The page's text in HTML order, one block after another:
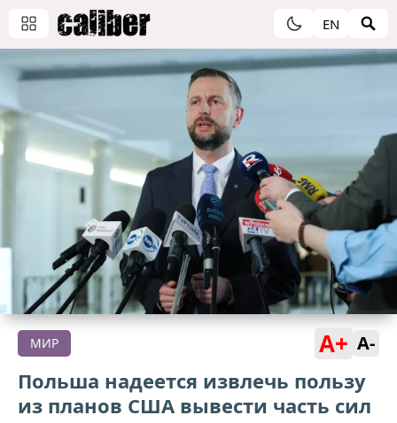
EN
МИР A+ A-
Польша надеется извлечь пользу
из планов США вывести часть сил